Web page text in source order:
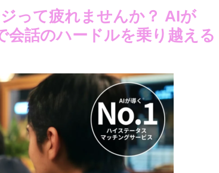
って疲れませんか？ AIが
会話のハードルを乗り越える